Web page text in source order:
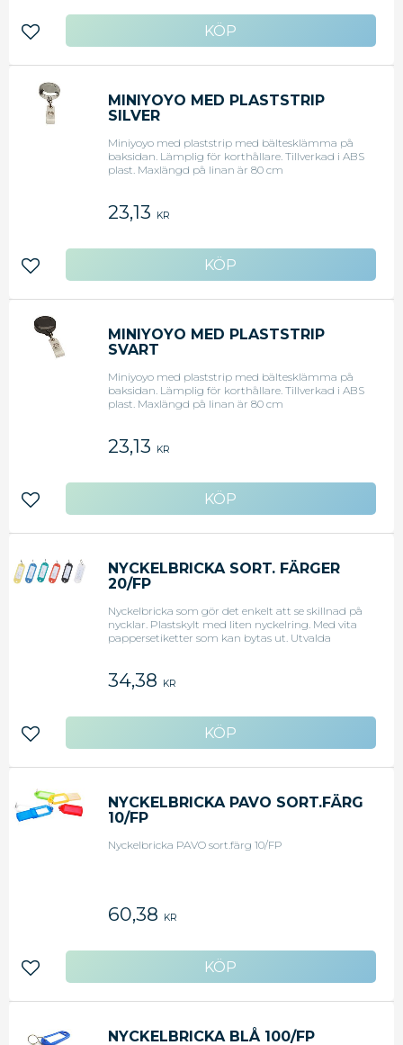
Lägg till i favoriter
MINIYOYO MED PLASTSTRIP
SILVER
Miniyoyo med plaststrip med bältesklämma på
baksidan. Lämplig för korthållare. Tillverkad i ABS
plast. Maxlängd på linan är 80 cm
23,13 KR
Lägg till i favoriter
MINIYOYO MED PLASTSTRIP
SVART
Miniyoyo med plaststrip med bältesklämma på
baksidan. Lämplig för korthållare. Tillverkad i ABS
plast. Maxlängd på linan är 80 cm
23,13 KR
Lägg till i favoriter
NYCKELBRICKA SORT. FÄRGER
20/FP
Nyckelbricka som gör det enkelt att se skillnad på
nycklar. Plastskylt med liten nyckelring. Med vita
pappersetiketter som kan bytas ut. Utvalda
34,38 KR
Lägg till i favoriter
NYCKELBRICKA PAVO SORT.FÄRG
10/FP
Nyckelbricka PAVO sort.färg 10/FP
60,38 KR
Lägg till i favoriter
NYCKELBRICKA BLÅ 100/FP